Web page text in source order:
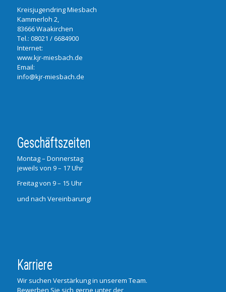
Kreisjugendring Miesbach
Kammerloh 2,
83666 Waakirchen
Tel.: 08021 / 6684900
Internet:
www.kjr-miesbach.de
Email:
info@kjr-miesbach.de
Geschäftszeiten
Montag – Donnerstag
jeweils von 9 – 17 Uhr
Freitag von 9 – 15 Uhr
und nach Vereinbarung!
Karriere
Wir suchen Verstärkung in unserem Team.
Bewerben Sie sich gerne unter der